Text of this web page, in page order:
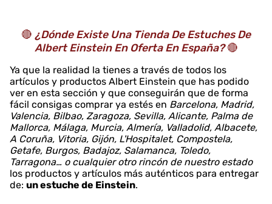
🔴 ¿Dónde Existe Una Tienda De Estuches De
Albert Einstein En Oferta En España?🔴
Ya que la realidad la tienes a través de todos los
artículos y productos Albert Einstein que has podido
ver en esta sección y que conseguirán que de forma
fácil consigas comprar ya estés en Barcelona, Madrid,
Valencia, Bilbao, Zaragoza, Sevilla, Alicante, Palma de
Mallorca, Málaga, Murcia, Almería, Valladolid, Albacete,
A Coruña, Vitoria, Gijón, L'Hospitalet, Compostela,
Getafe, Burgos, Badajoz, Salamanca, Toledo,
Tarragona… o cualquier otro rincón de nuestro estado
los productos y artículos más auténticos para entregar
de: un estuche de Einstein.